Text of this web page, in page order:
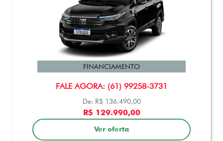
STRADA
STRADA VOLCANO CABINE DUPLA 1.3 FLEX 2026